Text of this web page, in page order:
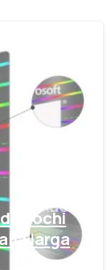
pochi
larga